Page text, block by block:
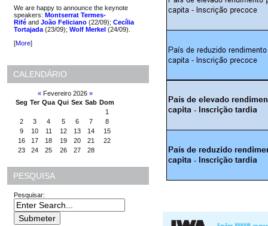
We are happy to announce the keynote
speakers: Montserrat Termes-
Rifé and João Feliciano (22/09); Cecília
Tortajada (23/09); Wolf Merkel (24/09).
[More]
CALENDÁRIO
«Fevereiro 2026 »
Seg Ter Qua Qui Sex Sab Dom
1
2
3 4 5 6 7
8
9
10 11 12 13 14
15
16
17 18 19 20 21
22
23
24 25 26 27 28
PESQUISA
Pesquisar: